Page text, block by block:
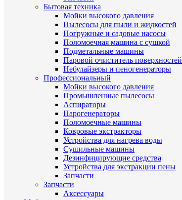
Бытовая техника
Мойки высокого давления
Пылесосы для пыли и жидкостей
Погружные и садовые насосы
Поломоечная машина с сушкой
Подметальные машины
Паровой очиститель поверхностей
Небулайзеры и пеногенераторы
Профессиональный
Мойки высокого давления
Промышленные пылесосы
Аспираторы
Парогенераторы
Поломоечные машины
Ковровые экстракторы
Устройства для нагрева воды
Сушильные машины
Дезинфицирующие средства
Устройства для экстракции пены
Запчасти
Запчасти
Аксессуары